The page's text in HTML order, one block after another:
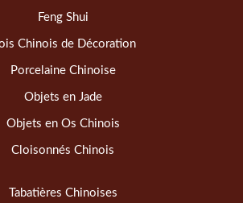
Feng Shui
Chinois de Décoration
Porcelaine Chinoise
Objets en Jade
Objets en Os Chinois
Cloisonnés Chinois
Tabatières Chinoises